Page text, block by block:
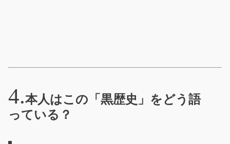
本人はこの「黒歴史」をどう語
っている？